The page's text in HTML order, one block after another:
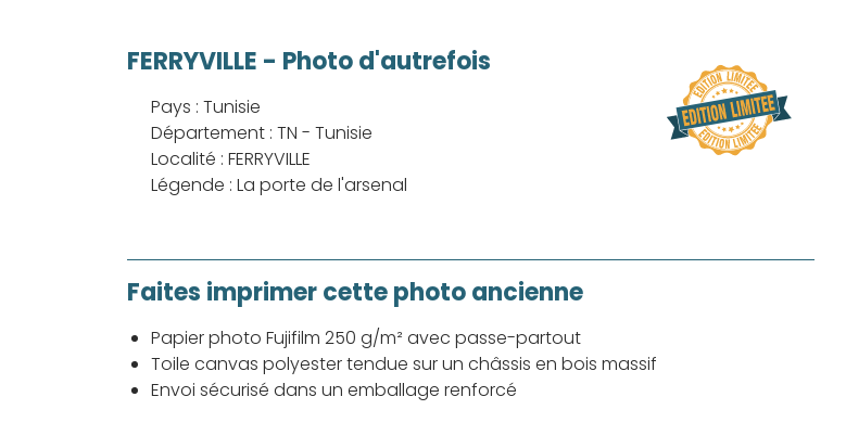
FERRYVILLE - Photo d'autrefois
Pays : Tunisie
Département : TN - Tunisie
Localité : FERRYVILLE
Légende : La porte de l'arsenal
Faites imprimer cette photo ancienne
Papier photo Fujifilm 250 g/m² avec passe-partout
Toile canvas polyester tendue sur un châssis en bois massif
Envoi sécurisé dans un emballage renforcé